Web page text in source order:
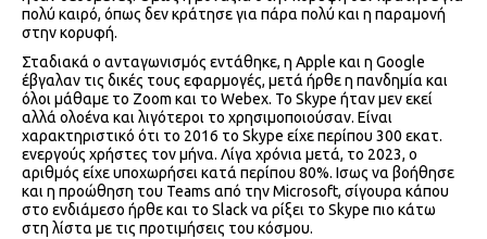
πολύ καιρό, όπως δεν κράτησε για πάρα πολύ και η παραμονή
στην κορυφή.
Σταδιακά ο ανταγωνισμός εντάθηκε, η Apple και η Google
έβγαλαν τις δικές τους εφαρμογές, μετά ήρθε η πανδημία και
όλοι μάθαμε το Zoom και το Webex. Το Skype ήταν μεν εκεί
αλλά ολοένα και λιγότεροι το χρησιμοποιούσαν. Είναι
χαρακτηριστικό ότι το 2016 το Skype είχε περίπου 300 εκατ.
ενεργούς χρήστες τον μήνα. Λίγα χρόνια μετά, το 2023, ο
αριθμός είχε υποχωρήσει κατά περίπου 80%. Ισως να βοήθησε
και η προώθηση του Teams από την Microsoft, σίγουρα κάπου
στο ενδιάμεσο ήρθε και το Slack να ρίξει το Skype πιο κάτω
στη λίστα με τις προτιμήσεις του κόσμου.